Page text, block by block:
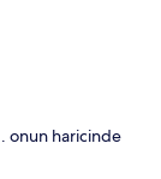
. onun haricinde